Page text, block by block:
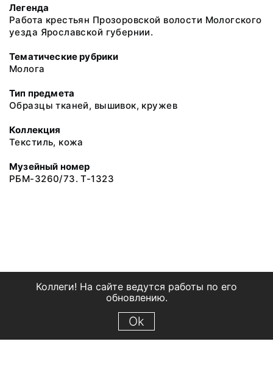
Легенда
Работа крестьян Прозоровской волости Мологского
уезда Ярославской губернии.
Тематические рубрики
Молога
Тип предмета
Образцы тканей, вышивок, кружев
Коллекция
Текстиль, кожа
Музейный номер
РБМ-3260/73. Т-1323
Коллеги! На сайте ведутся работы по его
обновлению.
Ok